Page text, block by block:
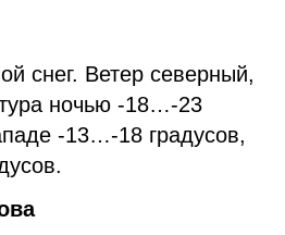
снег. Ветер северный,
ночью -18…-23
-13…-18 градусов,